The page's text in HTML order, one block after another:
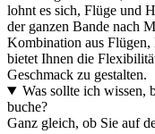
lohnt es sich, Flüge und
der ganzen Bande nach
Kombination aus Flügen,
bietet Ihnen die
Geschmack zu gestalten.
Was sollte ich wissen,
buche?
Ganz gleich, ob Sie auf